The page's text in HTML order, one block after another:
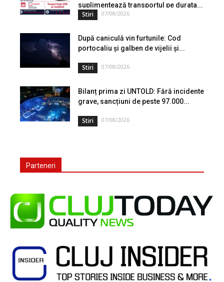
suplimentează transportul pe durata...
Stiri 07/08/2026
După caniculă vin furtunile: Cod
portocaliu și galben de vijelii și...
Stiri 07/08/2026
Bilanț prima zi UNTOLD: Fără incidente
grave, sancțiuni de peste 97.000...
Stiri 07/08/2026
Parteneri